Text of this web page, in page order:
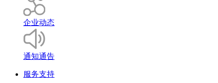
企业动态
通知通告
服务支持